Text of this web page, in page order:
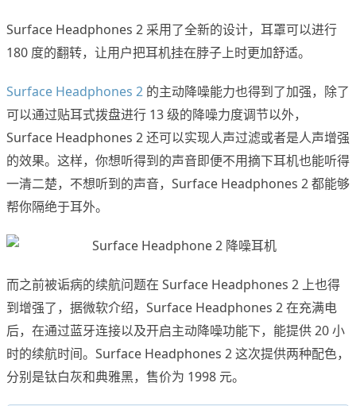
Surface Headphones 2 采用了全新的设计，耳罩可以进行
180 度的翻转，让用户把耳机挂在脖子上时更加舒适。
Surface Headphones 2 的主动降噪能力也得到了加强，除了
可以通过贴耳式拨盘进行 13 级的降噪力度调节以外，
Surface Headphones 2 还可以实现人声过滤或者是人声增强
的效果。这样，你想听得到的声音即便不用摘下耳机也能听得
一清二楚，不想听到的声音，Surface Headphones 2 都能够
帮你隔绝于耳外。
而之前被诟病的续航问题在 Surface Headphones 2 上也得
到增强了，据微软介绍，Surface Headphones 2 在充满电
后，在通过蓝牙连接以及开启主动降噪功能下，能提供 20 小
时的续航时间。Surface Headphones 2 这次提供两种配色，
分别是钛白灰和典雅黑，售价为 1998 元。